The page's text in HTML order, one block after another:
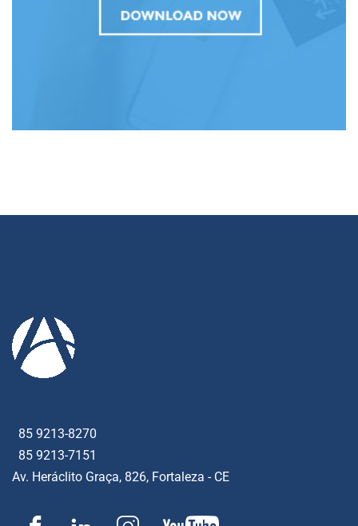
85 9213-8270
85 9213-7151
Av. Heráclito Graça, 826, Fortaleza - CE